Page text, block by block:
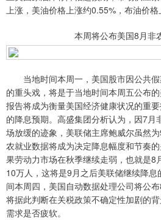
上涨，美油价格上涨约0.55%，布油价格
本周将公布美国8月非
当地时间本周一，美国股市因公共假
的重头戏，将是于当地时间本周五公布
报告将成为衡量美国经济健康状况的重
的降息预期。高盛集团分析认为，因7月
场放缓的迹象，美联储主席鲍威尔虽然
农就业数据将成为决定降息幅度和节奏
果劳动力市场在秋季继续走弱，也就是8
10万人，这将是9月之后美联储继续降
间本周四，美国自动数据处理公司将公
将据此判断在关税政策不确定性加剧的
需求是否疲软。